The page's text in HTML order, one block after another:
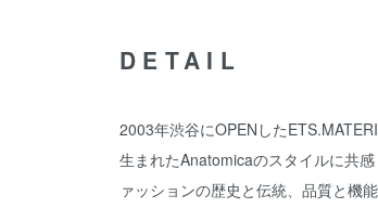
DETAIL
2003年渋谷にOPENした
生まれたAnatomicaのスタイルに共
ァッションの歴史と伝統、品質と機